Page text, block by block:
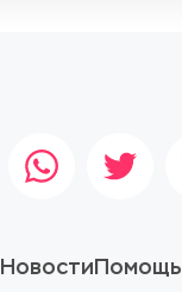
НовостиПомощь